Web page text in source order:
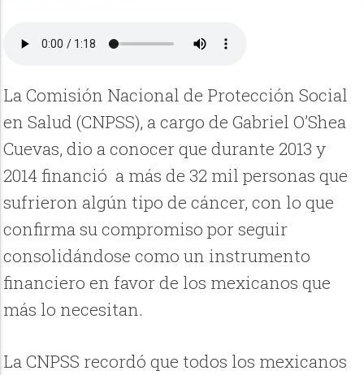
La Comisión Nacional de Protección Social
en Salud (CNPSS), a cargo de Gabriel O’Shea
Cuevas, dio a conocer que durante 2013 y
2014 financió a más de 32 mil personas que
sufrieron algún tipo de cáncer, con lo que
confirma su compromiso por seguir
consolidándose como un instrumento
financiero en favor de los mexicanos que
más lo necesitan.
La CNPSS recordó que todos los mexicanos